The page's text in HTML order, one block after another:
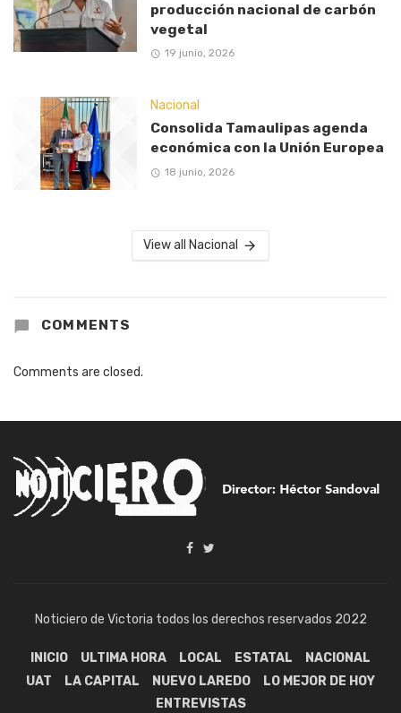
producción nacional de carbón
vegetal
19 junio, 2026
Nacional
Consolida Tamaulipas agenda
económica con la Unión Europea
18 junio, 2026
View all Nacional
COMMENTS
Comments are closed.
Noticiero de Victoria todos los derechos reservados 2022
INICIO ULTIMA HORA LOCAL ESTATAL
NACIONAL
UAT
LA CAPITAL NUEVO LAREDO
LO MEJOR DE HOY
ENTREVISTAS